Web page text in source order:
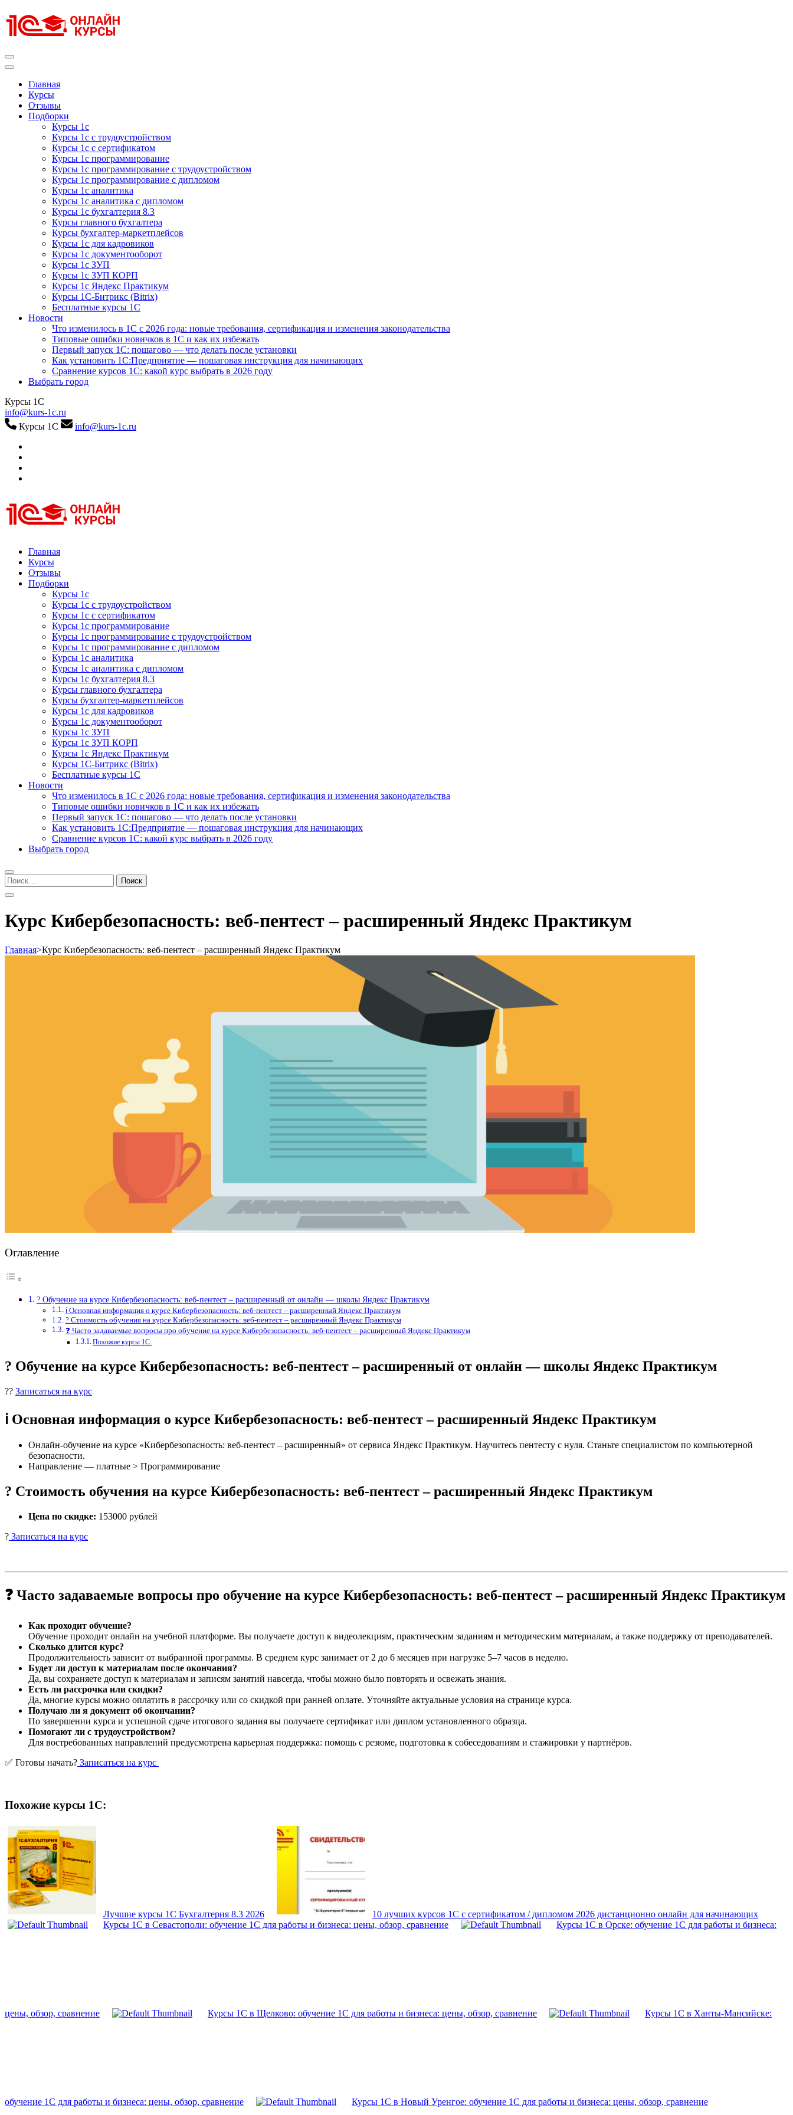
к
содержимому
Главная
Курсы
Отзывы
Подборки
Курсы 1с
Курсы 1с с трудоустройством
Курсы 1с с сертификатом
Курсы 1с программирование
Курсы 1с программирование с трудоустройством
Курсы 1с программирование с дипломом
Курсы 1с аналитика
Курсы 1с аналитика с дипломом
Курсы 1с бухгалтерия 8.3
Курсы главного бухгалтера
Курсы бухгалтер-маркетплейсов
Курсы 1с для кадровиков
Курсы 1с документооборот
Курсы 1с ЗУП
Курсы 1с ЗУП КОРП
Курсы 1с Яндекс Практикум
Курсы 1С-Битрикс (Bitrix)
Бесплатные курсы 1С
Новости
Что изменилось в 1С с 2026 года: новые требования, сертификация и изменения законодательства
Типовые ошибки новичков в 1С и как их избежать
Первый запуск 1С: пошагово — что делать после установки
Как установить 1С:Предприятие — пошаговая инструкция для начинающих
Сравнение курсов 1С: какой курс выбрать в 2026 году
Выбрать город
Курсы 1С
info@kurs-1c.ru
Курсы 1С
info@kurs-1c.ru
Курсы 1С
Курсы 1С официальная сертификация
Главная
Курсы
Отзывы
Подборки
Курсы 1с
Курсы 1с с трудоустройством
Курсы 1с с сертификатом
Курсы 1с программирование
Курсы 1с программирование с трудоустройством
Курсы 1с программирование с дипломом
Курсы 1с аналитика
Курсы 1с аналитика с дипломом
Курсы 1с бухгалтерия 8.3
Курсы главного бухгалтера
Курсы бухгалтер-маркетплейсов
Курсы 1с для кадровиков
Курсы 1с документооборот
Курсы 1с ЗУП
Курсы 1с ЗУП КОРП
Курсы 1с Яндекс Практикум
Курсы 1С-Битрикс (Bitrix)
Бесплатные курсы 1С
Новости
Что изменилось в 1С с 2026 года: новые требования, сертификация и изменения законодательства
Типовые ошибки новичков в 1С и как их избежать
Первый запуск 1С: пошагово — что делать после установки
Как установить 1С:Предприятие — пошаговая инструкция для начинающих
Сравнение курсов 1С: какой курс выбрать в 2026 году
Выбрать город
Найти:
Курс Кибербезопасность: веб-пентест – расширенный Яндекс Практикум
Главная>Курс Кибербезопасность: веб-пентест – расширенный Яндекс Практикум
Оглавление
? Обучение на курсе Кибербезопасность: веб-пентест – расширенный от онлайн — школы Яндекс Практикум
ℹ️ Основная информация о курсе Кибербезопасность: веб-пентест – расширенный Яндекс Практикум
? Стоимость обучения на курсе Кибербезопасность: веб-пентест – расширенный Яндекс Практикум
❓ Часто задаваемые вопросы про обучение на курсе Кибербезопасность: веб-пентест – расширенный Яндекс Практикум
Похожие курсы 1С:
? Обучение на курсе Кибербезопасность: веб-пентест – расширенный от онлайн — школы Яндекс Практикум
?? Записаться на курс
ℹ️ Основная информация о курсе Кибербезопасность: веб-пентест – расширенный Яндекс Практикум
Онлайн-обучение на курсе «Кибербезопасность: веб-пентест – расширенный» от сервиса Яндекс Практикум. Научитесь пентесту с нуля. Станьте специалистом по компьютерной
безопасности.
Направление — платные > Программирование
? Стоимость обучения на курсе Кибербезопасность: веб-пентест – расширенный Яндекс Практикум
Цена по скидке: 153000 рублей
? Записаться на курс
❓ Часто задаваемые вопросы про обучение на курсе Кибербезопасность: веб-пентест – расширенный Яндекс Практикум
Как проходит обучение?
Обучение проходит онлайн на учебной платформе. Вы получаете доступ к видеолекциям, практическим заданиям и методическим материалам, а также поддержку от преподавателей.
Сколько длится курс?
Продолжительность зависит от выбранной программы. В среднем курс занимает от 2 до 6 месяцев при нагрузке 5–7 часов в неделю.
Будет ли доступ к материалам после окончания?
Да, вы сохраняете доступ к материалам и записям занятий навсегда, чтобы можно было повторять и освежать знания.
Есть ли рассрочка или скидки?
Да, многие курсы можно оплатить в рассрочку или со скидкой при ранней оплате. Уточняйте актуальные условия на странице курса.
Получаю ли я документ об окончании?
По завершении курса и успешной сдаче итогового задания вы получаете сертификат или диплом установленного образца.
Помогают ли с трудоустройством?
Для востребованных направлений предусмотрена карьерная поддержка: помощь с резюме, подготовка к собеседованиям и стажировки у партнёров.
✅ Готовы начать? Записаться на курс
Похожие курсы 1С:
Лучшие курсы 1С Бухгалтерия 8.3 2026
10 лучших курсов 1С с сертификатом / дипломом 2026 дистанционно онлайн для начинающих
Курсы 1С в Севастополи: обучение 1С для работы и бизнеса: цены, обзор, сравнение
Курсы 1С в Орске: обучение 1С для работы и бизнеса:
цены, обзор, сравнение Курсы 1С в Щелково: обучение 1С для работы и бизнеса: цены, обзор, сравнение Курсы 1С в Ханты-Мансийске:
обучение 1С для работы и бизнеса: цены, обзор, сравнение Курсы 1С в Новый Уренгое: обучение 1С для работы и бизнеса: цены, обзор, сравнение